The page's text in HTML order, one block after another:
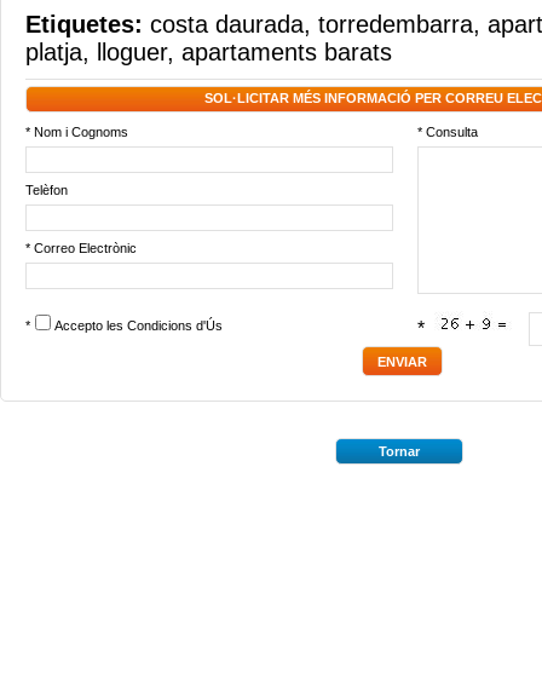
Etiquetes: costa daurada, torredembarra,
platja, lloguer, apartaments barats
SOL·LICITAR MÉS INFORMACIÓ PER CORREU
* Nom i Cognoms * Consulta
Telèfon
* Correo Electrònic
* Accepto les Condicions d'Ús *
Tornar